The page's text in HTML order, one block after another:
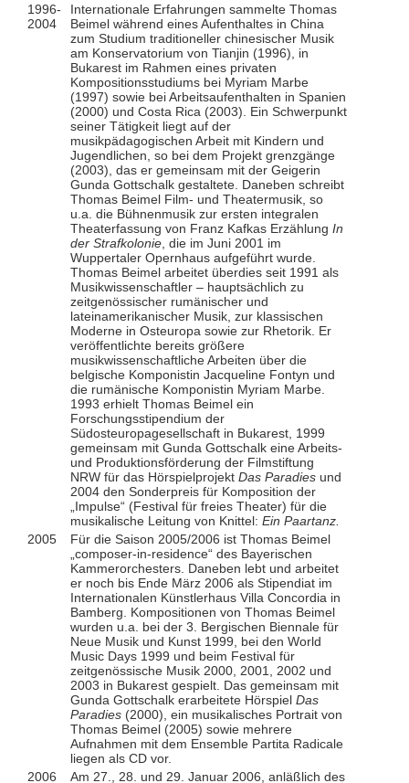
1996-
2004
Internationale Erfahrungen sammelte Thomas
Beimel während eines Aufenthaltes in China
zum Studium traditioneller chinesischer Musik
am Konservatorium von Tianjin (1996), in
Bukarest im Rahmen eines privaten
Kompositionsstudiums bei Myriam Marbe
(1997) sowie bei Arbeitsaufenthalten in Spanien
(2000) und Costa Rica (2003). Ein Schwerpunkt
seiner Tätigkeit liegt auf der
musikpädagogischen Arbeit mit Kindern und
Jugendlichen, so bei dem Projekt grenzgänge
(2003), das er gemeinsam mit der Geigerin
Gunda Gottschalk gestaltete. Daneben schreibt
Thomas Beimel Film- und Theatermusik, so
u.a. die Bühnenmusik zur ersten integralen
Theaterfassung von Franz Kafkas Erzählung In
der Strafkolonie, die im Juni 2001 im
Wuppertaler Opernhaus aufgeführt wurde.
Thomas Beimel arbeitet überdies seit 1991 als
Musikwissenschaftler – hauptsächlich zu
zeitgenössischer rumänischer und
lateinamerikanischer Musik, zur klassischen
Moderne in Osteuropa sowie zur Rhetorik. Er
veröffentlichte bereits größere
musikwissenschaftliche Arbeiten über die
belgische Komponistin Jacqueline Fontyn und
die rumänische Komponistin Myriam Marbe.
1993 erhielt Thomas Beimel ein
Forschungsstipendium der
Südosteuropagesellschaft in Bukarest, 1999
gemeinsam mit Gunda Gottschalk eine Arbeits-
und Produktionsförderung der Filmstiftung
NRW für das Hörspielprojekt Das Paradiesund
2004 den Sonderpreis für Komposition der
„Impulse“ (Festival für freies Theater) für die
musikalische Leitung von Knittel: Ein Paartanz.
2005
Für die Saison 2005/2006 ist Thomas Beimel
„composer-in-residence“ des Bayerischen
Kammerorchesters. Daneben lebt und arbeitet
er noch bis Ende März 2006 als Stipendiat im
Internationalen Künstlerhaus Villa Concordia in
Bamberg. Kompositionen von Thomas Beimel
wurden u.a. bei der 3. Bergischen Biennale für
Neue Musik und Kunst 1999, bei den World
Music Days 1999 und beim Festival für
zeitgenössische Musik 2000, 2001, 2002 und
2003 in Bukarest gespielt. Das gemeinsam mit
Gunda Gottschalk erarbeitete Hörspiel Das
Paradies (2000), ein musikalisches Portrait von
Thomas Beimel (2005) sowie mehrere
Aufnahmen mit dem Ensemble Partita Radicale
liegen als CD vor.
2006
Am 27., 28. und 29. Januar 2006, anläßlich des